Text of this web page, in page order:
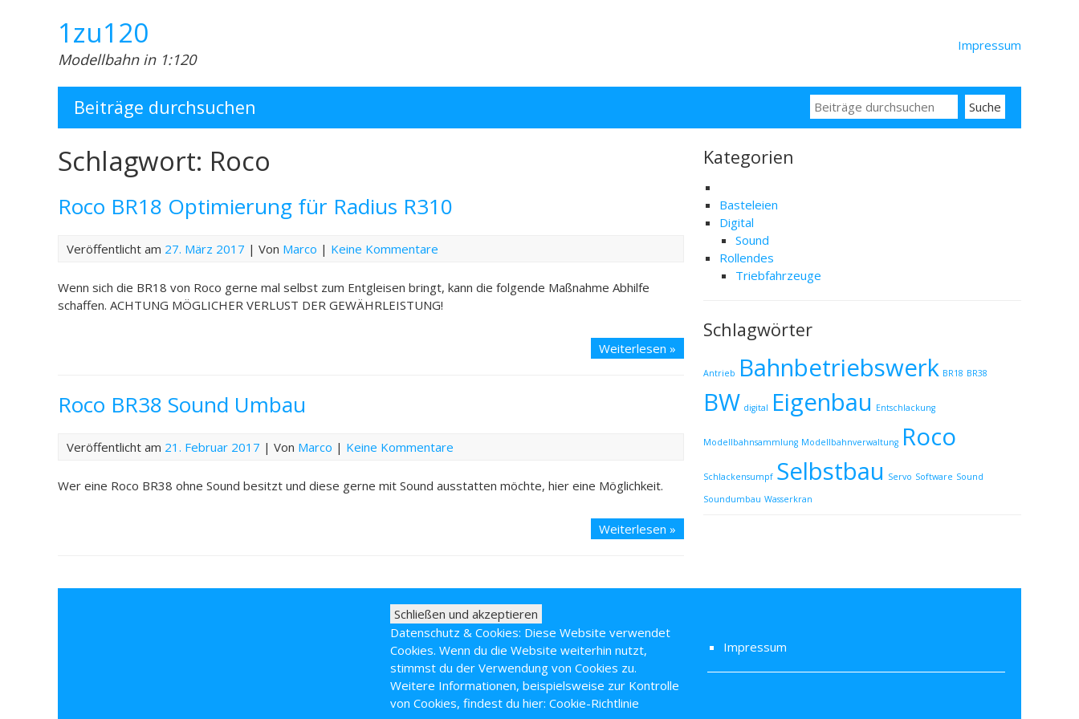
1zu120
Modellbahn in 1:120
Impressum
Beiträge durchsuchen
Search
for:
Schlagwort: Roco
Roco BR18 Optimierung für Radius R310
Veröffentlicht am 27. März 2017 | Von Marco | Keine Kommentare
Wenn sich die BR18 von Roco gerne mal selbst zum Entgleisen bringt, kann die folgende Maßnahme Abhilfe
schaffen. ACHTUNG MÖGLICHER VERLUST DER GEWÄHRLEISTUNG!
Weiterlesen »
R310
Roco BR38 Sound Umbau
Veröffentlicht am 21. Februar 2017 | Von Marco | Keine Kommentare
Wer eine Roco BR38 ohne Sound besitzt und diese gerne mit Sound ausstatten möchte, hier eine Möglichkeit.
Weiterlesen »
Kategorien
Basteleien
Digital
Sound
Rollendes
Triebfahrzeuge
Schlagwörter
Antrieb Bahnbetriebswerk BR18 BR38
BW digital Eigenbau Entschlackung
Modellbahnsammlung Modellbahnverwaltung Roco
Schlackensumpf Selbstbau Servo Software Sound
Soundumbau Wasserkran
Datenschutz & Cookies: Diese Website verwendet
Cookies. Wenn du die Website weiterhin nutzt,
stimmst du der Verwendung von Cookies zu.
Weitere Informationen, beispielsweise zur Kontrolle
von Cookies, findest du hier:Cookie-Richtlinie
Impressum